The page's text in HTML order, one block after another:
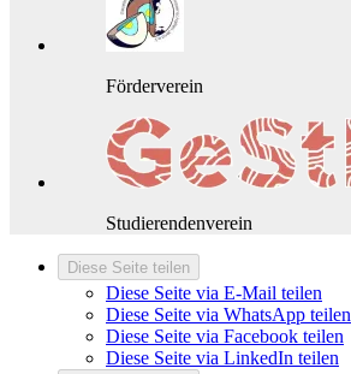
Förderverein
Studierendenverein
Diese Seite teilen
Diese Seite via E-Mail teilen
Diese Seite via WhatsApp teilen
Diese Seite via Facebook teilen
Diese Seite via LinkedIn teilen